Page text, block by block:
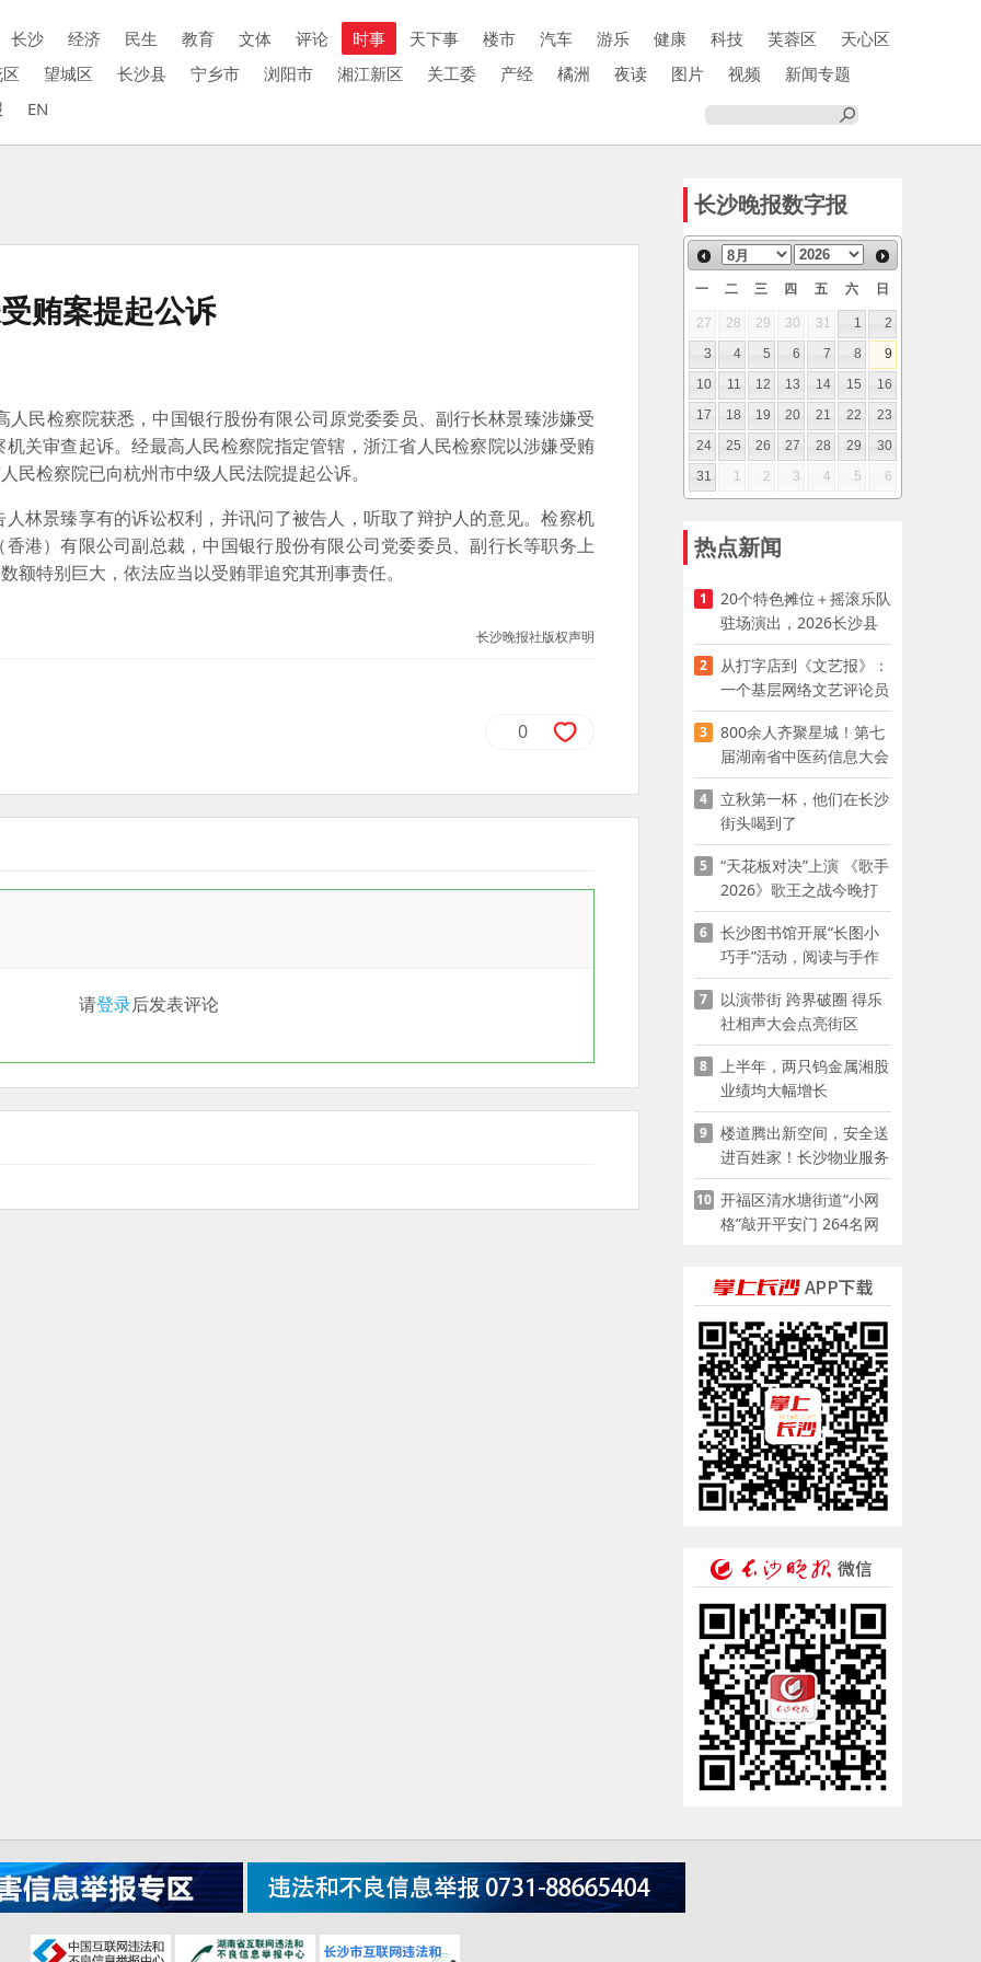
长沙 经济 民生 教育 文体 评论 时事 天下事 楼市 汽车 游乐 健康 科技 芙蓉区
天心区
望城区 长沙县 宁乡市 浏阳市 湘江新区 关工委 产经 橘洲 夜读 图片 视频
新闻专题
EN
贿案提起公诉
检察院获悉，中国银行股份有限公司原党委委员、副行长林景臻涉嫌受
关审查起诉。经最高人民检察院指定管辖，浙江省人民检察院以涉嫌受贿
检察院已向杭州市中级人民法院提起公诉。
景臻享有的诉讼权利，并讯问了被告人，听取了辩护人的意见。检察机
港）有限公司副总裁，中国银行股份有限公司党委委员、副行长等职务上
特别巨大，依法应当以受贿罪追究其刑事责任。
长沙晚报社版权声明
0
请登录后发表评论
长沙晚报数字报
一 二 三 四 五 六 日
27 28 29 30 31 1
2
3
4 5 6 7 8
9
10
11 12 13 14 15
16
17
18 19 20 21 22
23
24
25 26 27 28 29
30
31
1 2 3 4 5 6
热点新闻
1
20个特色摊位＋摇滚乐队
驻场演出，2026长沙县
夜市嘉年华启幕
2
从打字店到《文艺报》：
一个基层网络文艺评论员
的突围
3
800余人齐聚星城！第七
届湖南省中医药信息大会
开幕，AI正在“读懂”古老
中医
4
立秋第一杯，他们在长沙
街头喝到了
5
“天花板对决”上演 《歌手
2026》歌王之战今晚打
响
6
长沙图书馆开展“长图小
巧手”活动，阅读与手作
赋能少儿暑期成长
7
以演带街 跨界破圈 得乐
社相声大会点亮街区
8
上半年，两只钨金属湘股
业绩均大幅增长
9
楼道腾出新空间，安全送
进百姓家！长沙物业服务
企业迅速推进“四大行动”
10 开福区清水塘街道“小网
格”敲开平安门 264名网